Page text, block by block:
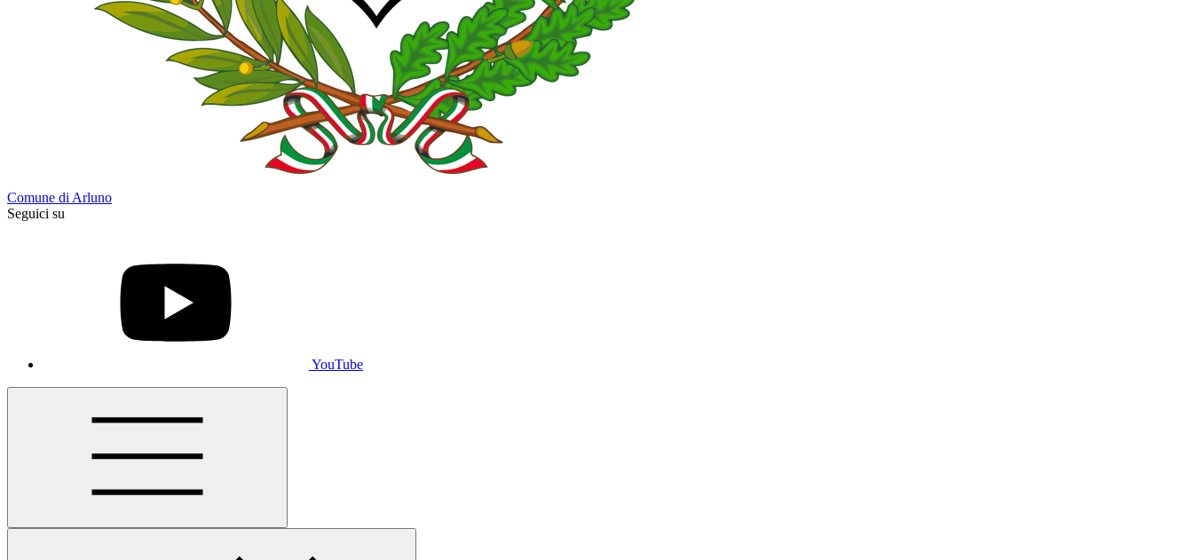
Comune di Arluno
Seguici su
YouTube